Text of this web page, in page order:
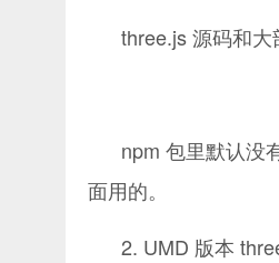
three.js 源码和大
npm 包里默认没
面用的。
2. UMD 版本